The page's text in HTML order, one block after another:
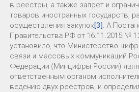
в реестры, а также запрет и
товаров иностранных государств,
осуществления закупок[3] . А
Правительства РФ от 16.11.2015 №
установило, что Министерство
связи и массовых коммуникаций
Федерации (Минцифры России)
ответственным органом
ведению двух реестров, и